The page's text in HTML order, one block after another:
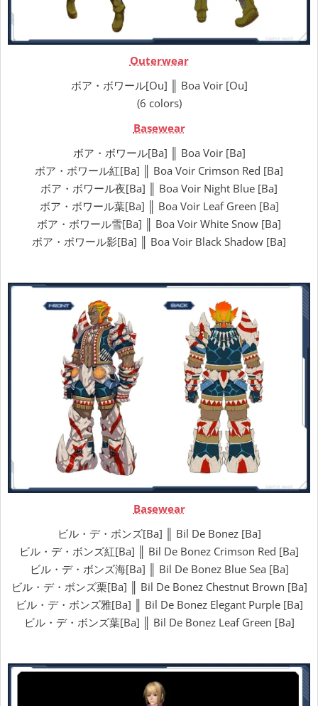
Outerwear
ボア・ボワール[Ou] ║ Boa Voir [Ou]
(6 colors)
Basewear
ボア・ボワール[Ba] ║ Boa Voir [Ba]
ボア・ボワール紅[Ba] ║ Boa Voir Crimson Red [Ba]
ボア・ボワール夜[Ba] ║ Boa Voir Night Blue [Ba]
ボア・ボワール葉[Ba] ║ Boa Voir Leaf Green [Ba]
ボア・ボワール雪[Ba] ║ Boa Voir White Snow [Ba]
ボア・ボワール影[Ba] ║ Boa Voir Black Shadow [Ba]
Basewear
ビル・デ・ボンズ[Ba] ║ Bil De Bonez [Ba]
ビル・デ・ボンズ紅[Ba] ║ Bil De Bonez Crimson Red [Ba]
ビル・デ・ボンズ海[Ba] ║ Bil De Bonez Blue Sea [Ba]
ビル・デ・ボンズ栗[Ba] ║ Bil De Bonez Chestnut Brown [Ba]
ビル・デ・ボンズ雅[Ba] ║ Bil De Bonez Elegant Purple [Ba]
ビル・デ・ボンズ葉[Ba] ║ Bil De Bonez Leaf Green [Ba]